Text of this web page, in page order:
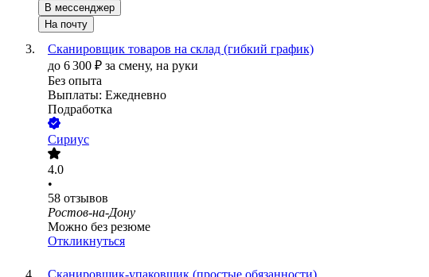
В мессенджер
На почту
Сканировщик товаров на склад (гибкий график)
до 6 300 ₽ за смену, на руки
Без опыта
Выплаты: Ежедневно
Подработка
Сириус
4.0
•
58 отзывов
Ростов-на-Дону
Можно без резюме
Откликнуться